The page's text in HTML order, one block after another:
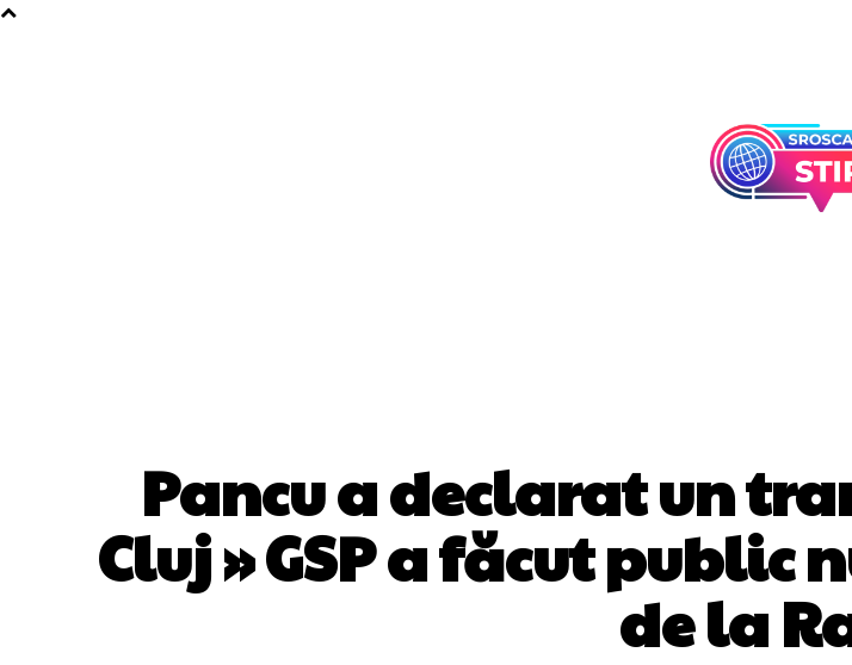
Pancu a declarat un
Cluj » GSP a făcut
de la